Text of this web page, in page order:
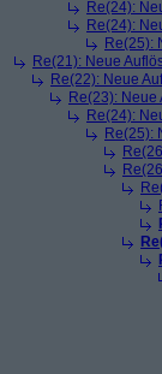
Re(24):
Re(24):
Re(25):
Re(21): Neue
Re(22): Neue
Re(23):
Re(24):
Re(25):